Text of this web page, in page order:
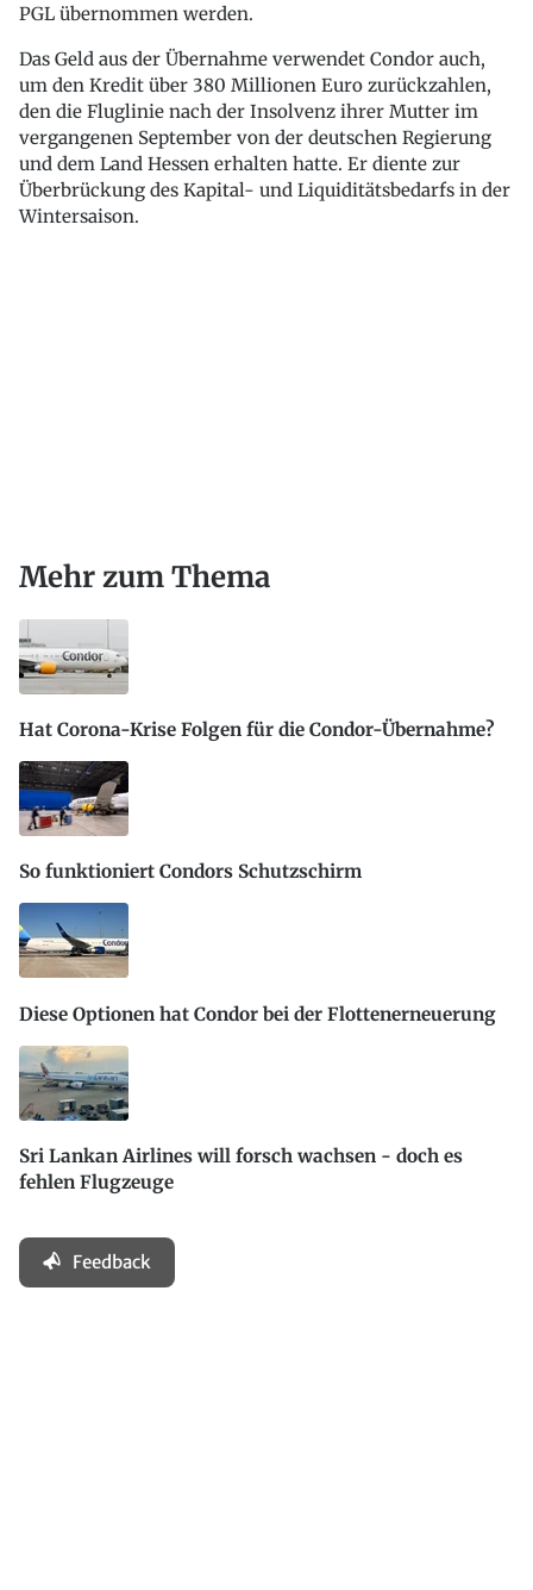
PGL übernommen werden.
Das Geld aus der Übernahme verwendet Condor auch,
um den Kredit über 380 Millionen Euro zurückzahlen,
den die Fluglinie nach der Insolvenz ihrer Mutter im
vergangenen September von der deutschen Regierung
und dem Land Hessen erhalten hatte. Er diente zur
Überbrückung des Kapital- und Liquiditätsbedarfs in der
Wintersaison.
Mehr zum Thema
Hat Corona-Krise Folgen für die Condor-Übernahme?
So funktioniert Condors Schutzschirm
Diese Optionen hat Condor bei der Flottenerneuerung
Sri Lankan Airlines will forsch wachsen - doch es
fehlen Flugzeuge
Feedback